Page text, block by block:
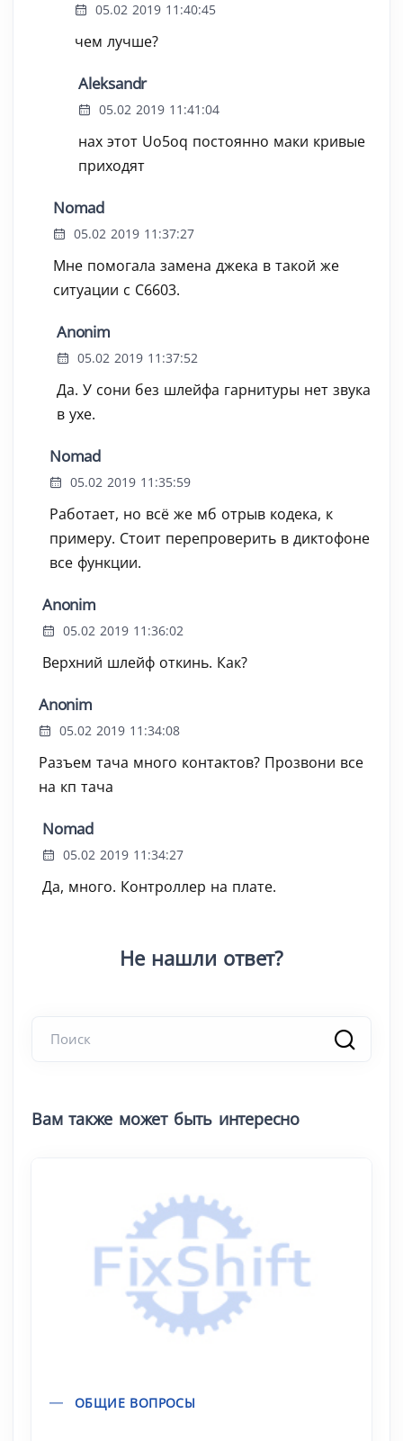
05.02 2019 11:40:45
чем лучше?
Aleksandr
05.02 2019 11:41:04
нах этот Uo5oq постоянно маки кривые
приходят
Nomad
05.02 2019 11:37:27
Мне помогала замена джека в такой же
ситуации с C6603.
Anonim
05.02 2019 11:37:52
Да. У сони без шлейфа гарнитуры нет звука
в ухе.
Nomad
05.02 2019 11:35:59
Работает, но всё же мб отрыв кодека, к
примеру. Стоит перепроверить в диктофоне
все функции.
Anonim
05.02 2019 11:36:02
Верхний шлейф откинь. Как?
Anonim
05.02 2019 11:34:08
Разъем тача много контактов? Прозвони все
на кп тача
Nomad
05.02 2019 11:34:27
Да, много. Контроллер на плате.
Не нашли ответ?
Вам также может быть интересно
ОБЩИЕ ВОПРОСЫ